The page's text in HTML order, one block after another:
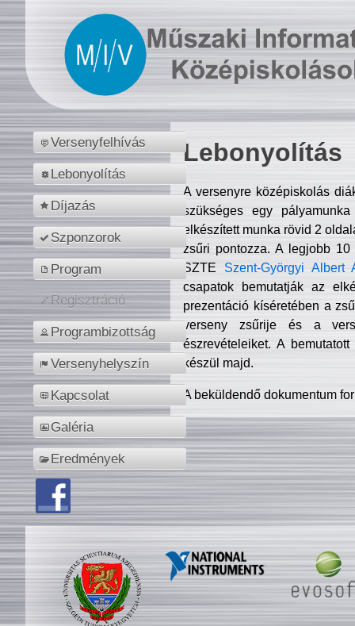
Versenyfelhívás
Lebonyolítás
Díjazás
Szponzorok
Program
Regisztráció
Programbizottság
Versenyhelyszín
Kapcsolat
Galéria
Eredmények
Lebonyolítás
A versenyre középiskolás
szükséges egy
elkészített munka rövid 2
zsűri pontozza. A legjobb
SZTE Szent-Györgyi Albert
csapatok bemutatják az
prezentáció kíséretében a
verseny zsűrije és a
észrevételeiket. A
készül majd.
A beküldendő dokumentum